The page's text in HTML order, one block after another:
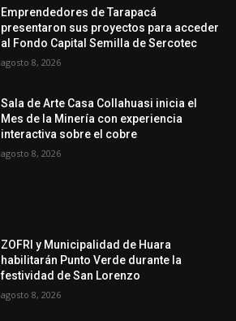
Emprendedores de Tarapacá
presentaron sus proyectos para acceder
al Fondo Capital Semilla de Sercotec
agosto 8, 2026
Sala de Arte Casa Collahuasi inicia el
Mes de la Minería con experiencia
interactiva sobre el cobre
agosto 8, 2026
ZOFRI y Municipalidad de Huara
habilitarán Punto Verde durante la
festividad de San Lorenzo
agosto 8, 2026